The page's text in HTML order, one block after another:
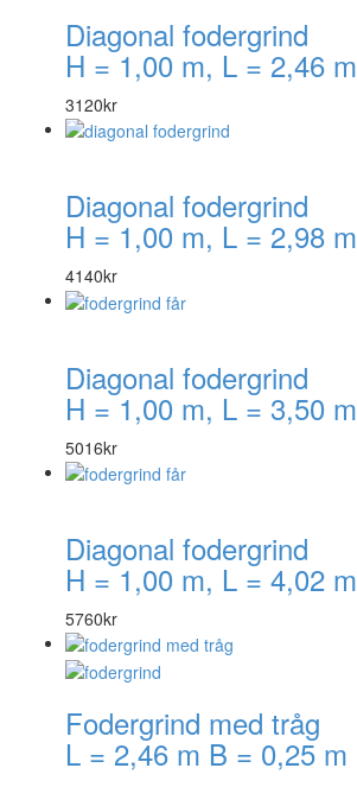
Diagonal fodergrind
H = 1,00 m, L = 2,46 m
3120kr
Diagonal fodergrind
H = 1,00 m, L = 2,98 m
4140kr
Diagonal fodergrind
H = 1,00 m, L = 3,50 m
5016kr
Diagonal fodergrind
H = 1,00 m, L = 4,02 m
5760kr
Fodergrind med tråg
L = 2,46 m B = 0,25 m